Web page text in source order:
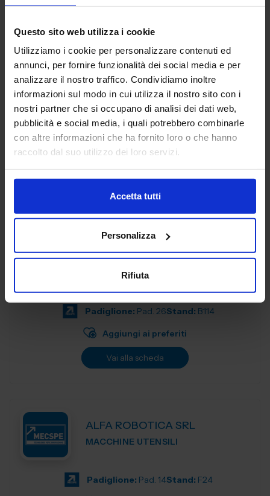
Questo sito web utilizza i cookie
Utilizziamo i cookie per personalizzare contenuti ed
annunci, per fornire funzionalità dei social media e per
analizzare il nostro traffico. Condividiamo inoltre
informazioni sul modo in cui utilizza il nostro sito con i
nostri partner che si occupano di analisi dei dati web,
pubblicità e social media, i quali potrebbero combinarle
con altre informazioni che ha fornito loro o che hanno
raccolto dal suo utilizzo dei loro servizi.
Accetta tutti
Personalizza
Rifiuta
AL.EA. SRL
SUBFORNITURA MECCANICA
Dal 2005, AL. EA è un punto di riferimento nell'industria
manifatturiera industriale, offrendo servizi di terze parti
progettati per soddisfare le esigenze delle aziende
moderne. Con una f...
Padiglione: Pad. 26 Stand:B57
ALEX SPA
MATERIALI NON FERROSI E LEGHE
Padiglione: Pad. 26Stand: B114
Aggiungi ai preferiti
Vai alla scheda
ALFA ROBOTICA SRL
MACCHINE UTENSILI
Padiglione: Pad. 14Stand: F24